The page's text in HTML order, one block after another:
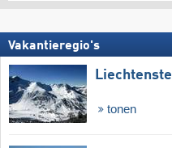
Vakantieregio's
tonen